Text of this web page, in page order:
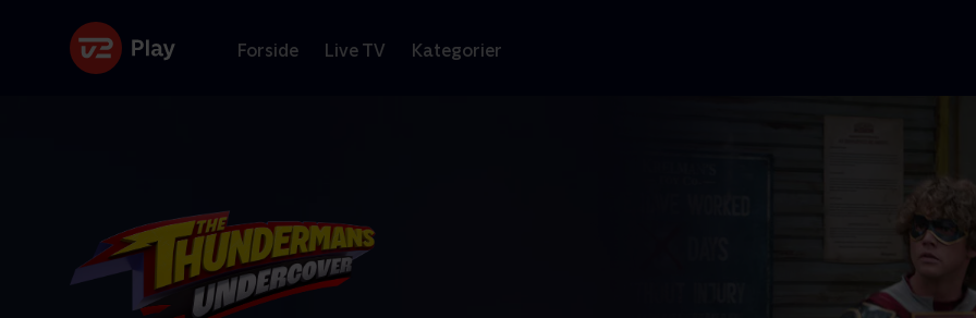
Forside Live TV Kategorier